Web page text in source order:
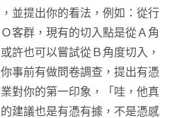
並提出你的看法，例如：從行
客群，現有的切入點是從Ａ角
許也可以嘗試從Ｂ角度切入，
事前有做問卷調查，提出有憑
對你的第一印象，「哇，他真
建議也是有憑有據，不是憑感